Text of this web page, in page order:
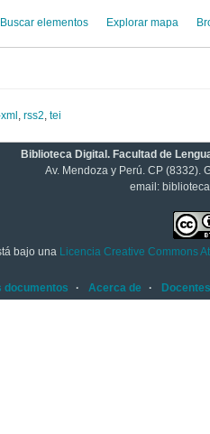
Buscar elementos Explorar mapa
, rss2, tei
Biblioteca Digital. Facultad de
Av. Mendoza y Perú. CP (8332).
email:
bajo una Licencia Creative Commons
documentos Acerca de